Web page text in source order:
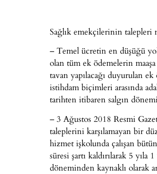
Sağlık emekçilerinin talepleri
– Temel ücretin en düşüğü
olan tüm ek ödemelerin
tavan yapılacağı duyurulan
istihdam biçimleri arasında
tarihten itibaren salgın
– 3 Ağustos 2018 Resmi
taleplerini karşılamayan bir
hizmet işkolunda çalışan
süresi şartı kaldırılarak 5 yıla
döneminden kaynaklı olarak